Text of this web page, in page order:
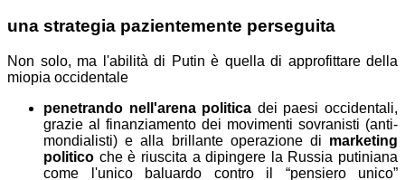
una strategia pazientemente perseguita
Non solo, ma l'abilità di Putin è quella di approfittare della
miopia occidentale
penetrando nell'arena politica dei paesi occidentali,
grazie al finanziamento dei movimenti sovranisti (anti-
mondialisti) e alla brillante operazione di marketing
politico che è riuscita a dipingere la Russia putiniana
come l'unico baluardo contro il “pensiero unico”